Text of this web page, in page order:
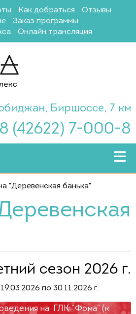
Как добраться
Отзывы
Заказ программы
Онлайн трансляция
Биршоссе, 7 км
8 (42622) 7-000-8
"Деревенская банька"
сезон 2026 г.
по 30.11.2026 г.
на ГЛК “Фома” (к